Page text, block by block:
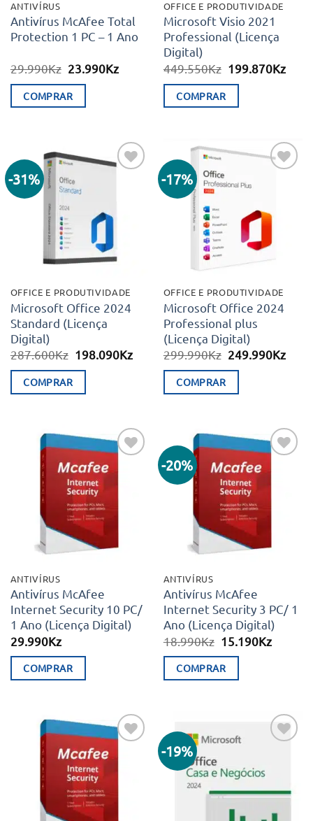
ANTIVÍRUS
Antivírus McAfee Total
Protection 1 PC – 1 Ano
29.990Kz O
original
era:
23.990KzO
COMPRAR
OFFICE E PRODUTIVIDADE
Microsoft Visio 2021
Professional (Licença
Digital)
449.550Kz O
era:
199.870KzO
COMPRAR
-31%
OFFICE E PRODUTIVIDADE
Microsoft Office 2024
Standard (Licença
Digital)
287.600Kz O
era:
198.090KzO
COMPRAR
-17%
Adicionar
desejos
OFFICE E PRODUTIVIDADE
Microsoft Office 2024
Professional plus
(Licença Digital)
299.990Kz O
era:
249.990KzO
COMPRAR
Adicionar
aos meus
desejos
ANTIVÍRUS
Antivírus McAfee
Internet Security 10 PC/
1 Ano (Licença Digital)
29.990Kz
COMPRAR
-20%
Adicionar
aos meus
desejos
ANTIVÍRUS
Antivírus McAfee
Internet Security 3 PC/ 1
Ano (Licença Digital)
18.990Kz O
original
era:
15.190KzO
COMPRAR
Adicionar
aos meus
desejos
-19%
aos meus
desejos